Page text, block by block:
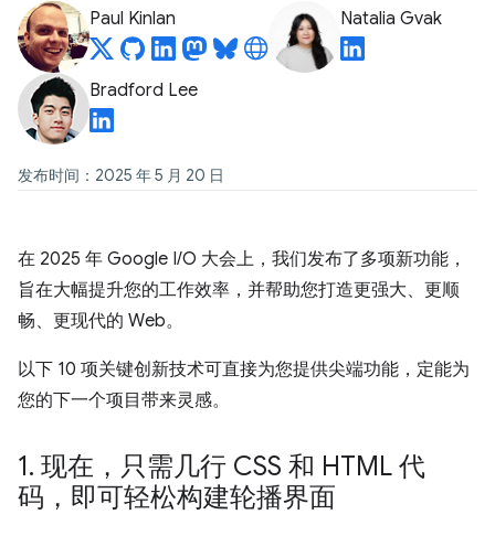
Paul Kinlan Natalia Gvak
Bradford Lee
发布时间：2025 年 5 月 20 日
在 2025 年 Google I/O 大会上，我们发布了多项新功能，
旨在大幅提升您的工作效率，并帮助您打造更强大、更顺
畅、更现代的 Web。
以下 10 项关键创新技术可直接为您提供尖端功能，定能为
您的下一个项目带来灵感。
1. 现在，只需几行 CSS 和 HTML 代
码，即可轻松构建轮播界面